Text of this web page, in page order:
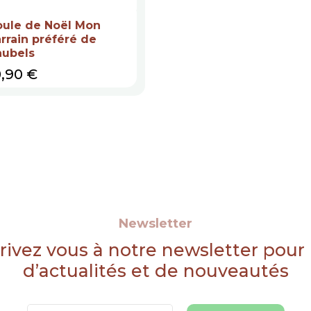
de Noël Mon
préféré de
€
Newsletter
vous à notre newsletter pour
d’actualités et de nouveautés